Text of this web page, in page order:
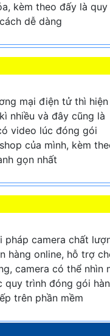
kèm theo đấy là quy
dễ dàng
mại điện tử thì hiện
nhiều và đây cũng là
video lúc đóng gói
của mình, kèm
gọn nhất
pháp camera chất
hàng online, hỗ trợ
camera có thể nhìn
quy trình đóng gói
trên phần mềm